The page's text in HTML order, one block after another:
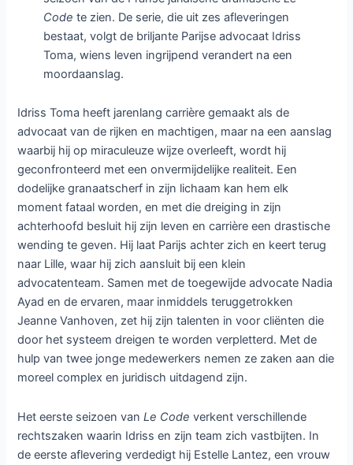
Code te zien. De serie, die uit zes afleveringen
bestaat, volgt de briljante Parijse advocaat Idriss
Toma, wiens leven ingrijpend verandert na een
moordaanslag.
Idriss Toma heeft jarenlang carrière gemaakt als de
advocaat van de rijken en machtigen, maar na een aanslag
waarbij hij op miraculeuze wijze overleeft, wordt hij
geconfronteerd met een onvermijdelijke realiteit. Een
dodelijke granaatscherf in zijn lichaam kan hem elk
moment fataal worden, en met die dreiging in zijn
achterhoofd besluit hij zijn leven en carrière een drastische
wending te geven. Hij laat Parijs achter zich en keert terug
naar Lille, waar hij zich aansluit bij een klein
advocatenteam. Samen met de toegewijde advocate Nadia
Ayad en de ervaren, maar inmiddels teruggetrokken
Jeanne Vanhoven, zet hij zijn talenten in voor cliënten die
door het systeem dreigen te worden verpletterd. Met de
hulp van twee jonge medewerkers nemen ze zaken aan die
moreel complex en juridisch uitdagend zijn.
Het eerste seizoen vanLe Code verkent verschillende
rechtszaken waarin Idriss en zijn team zich vastbijten. In
de eerste aflevering verdedigt hij Estelle Lantez, een vrouw